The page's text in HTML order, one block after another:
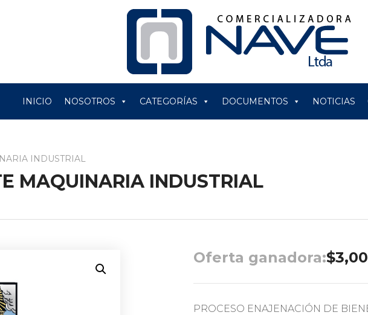
INICIO NOSOTROS CATEGORÍAS DOCUMENTOS NOTICIAS
INDUSTRIAL
MAQUINARIA INDUSTRIAL
Oferta ganadora:$
PROCESO ENAJENACIÓN DE